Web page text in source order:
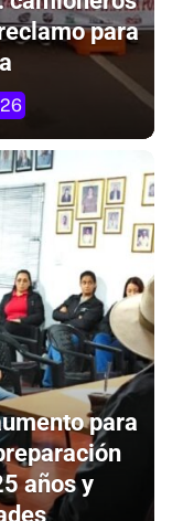
para
para
años y